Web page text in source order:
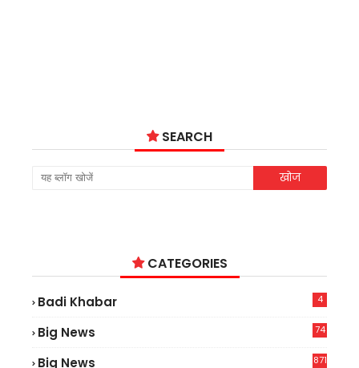
SEARCH
CATEGORIES
Badi Khabar 4
Big News
74
Big News 871